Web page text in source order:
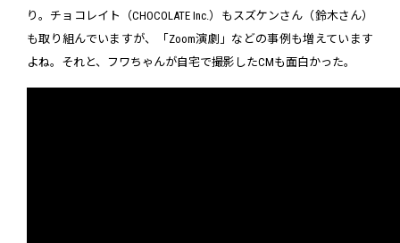
り。チョコレイト（CHOCOLATE Inc.）もスズケンさん（鈴木さん）
も取り組んでいますが、「Zoom演劇」などの事例も増えています
よね。それと、フワちゃんが自宅で撮影したCMも面白かった。